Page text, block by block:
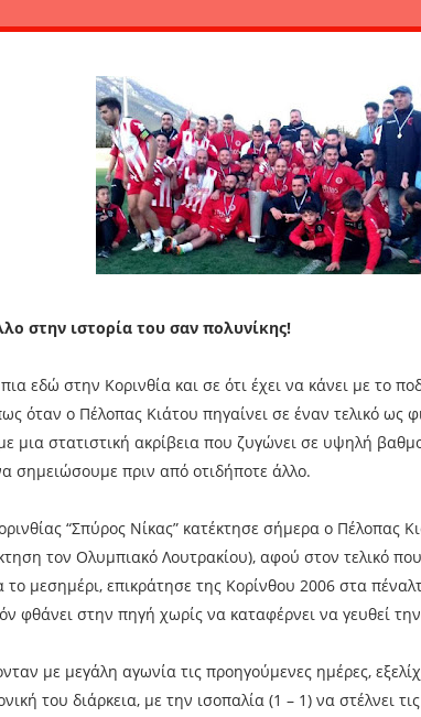
στην ιστορία του σαν πολυνίκης!
εδώ στην Κορινθία και σε ότι έχει να κάνει με το
όταν ο Πέλοπας Κιάτου πηγαίνει σε έναν τελικό ως
μια στατιστική ακρίβεια που ζυγώνει σε υψηλή
σημειώσουμε πριν από οτιδήποτε άλλο.
“Σπύρος Νίκας” κατέκτησε σήμερα ο Πέλοπας
τον Ολυμπιακό Λουτρακίου), αφού στον τελικό
το μεσημέρι, επικράτησε της Κορίνθου 2006 στα
φθάνει στην πηγή χωρίς να καταφέρνει να γευθεί
με μεγάλη αγωνία τις προηγούμενες ημέρες,
του διάρκεια, με την ισοπαλία (1 – 1) να στέλνει